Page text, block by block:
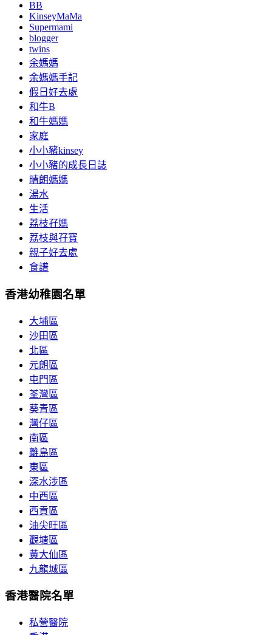
BB
KinseyMaMa
Supermami
blogger
twins
余媽媽
余媽媽手記
假日好去處
和牛B
和牛媽媽
家庭
小小豬kinsey
小小豬的成長日誌
晴朗媽媽
湯水
生活
荔枝孖媽
荔枝與孖寶
親子好去處
食譜
香港幼稚園名單
大埔區
沙田區
北區
元朗區
屯門區
荃灣區
葵青區
灣仔區
南區
離島區
東區
深水涉區
中西區
西貢區
油尖旺區
觀塘區
黃大仙區
九龍城區
香港醫院名單
私營醫院